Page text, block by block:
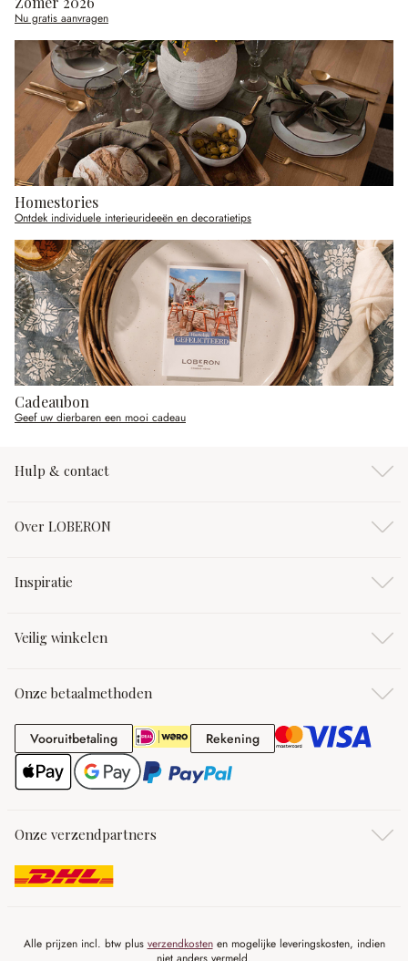
Nu gratis aanvragen
Homestories
Ontdek individuele interieurideeën en decoratietips
Cadeaubon
Geef uw dierbaren een mooi cadeau
Hulp & contact
Over LOBERON
Inspiratie
Veilig winkelen
Onze betaalmethoden
VooruitbetalingVooruitbetaling RekeningRekening
Onze verzendpartners
Alle prijzen incl. btw plus verzendkostenen mogelijke leveringskosten, indien